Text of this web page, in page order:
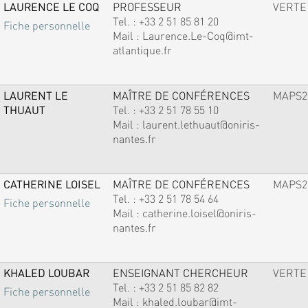
LAURENCE LE COQ
Fiche personnelle
PROFESSEUR
Tel. : +33 2 51 85 81 20
Mail : Laurence.Le-Coq@imt-
atlantique.fr
VERTE
LAURENT LE
THUAUT
MAÎTRE DE CONFÉRENCES
Tel. : +33 2 51 78 55 10
Mail : laurent.lethuaut@oniris-
nantes.fr
MAPS2
CATHERINE LOISEL
Fiche personnelle
MAÎTRE DE CONFÉRENCES
Tel. : +33 2 51 78 54 64
Mail : catherine.loisel@oniris-
nantes.fr
MAPS2
KHALED LOUBAR
Fiche personnelle
ENSEIGNANT CHERCHEUR
Tel. : +33 2 51 85 82 82
Mail : khaled.loubar@imt-
VERTE